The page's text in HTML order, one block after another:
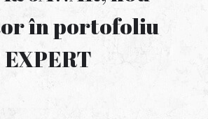
în portofoliu